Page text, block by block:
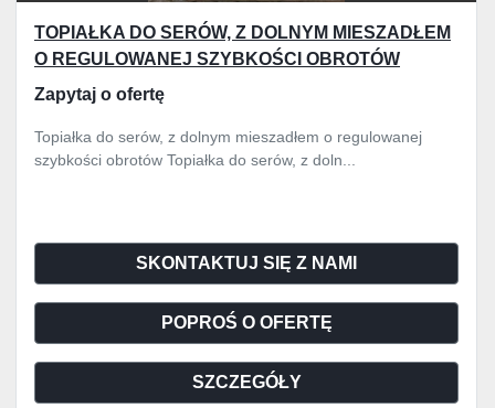
TOPIAŁKA DO SERÓW, Z DOLNYM MIESZADŁEM
O REGULOWANEJ SZYBKOŚCI OBROTÓW
Zapytaj o ofertę
Topiałka do serów, z dolnym mieszadłem o regulowanej
szybkości obrotów Topiałka do serów, z doln...
SKONTAKTUJ SIĘ Z NAMI
POPROŚ O OFERTĘ
SZCZEGÓŁY